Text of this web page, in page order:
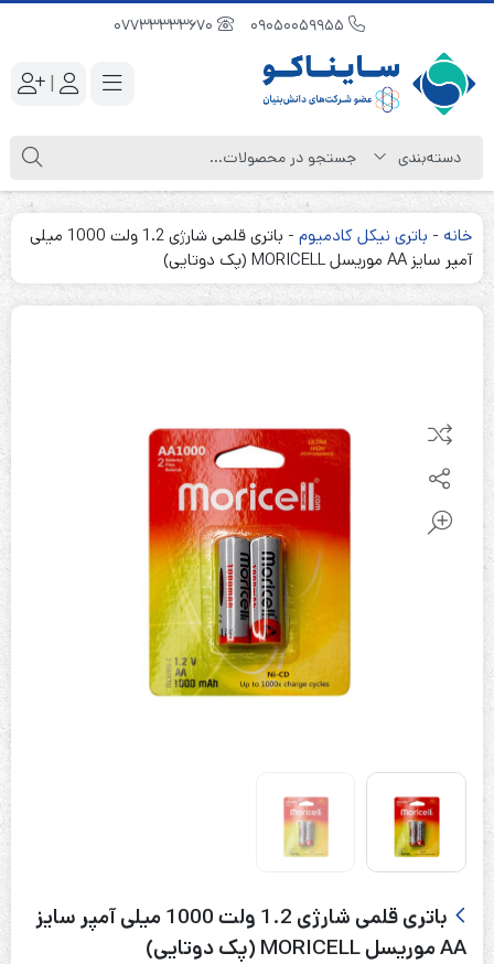
|
خانه - باتری نیکل کادمیوم -
باتری قلمی شارژی 1.2 ولت 1000 میلی
آمپر سایز AA موریسل MORICELL (پک دوتایی)
باتری قلمی شارژی 1.2 ولت 1000 میلی آمپر سایز
AA موریسل MORICELL (پک دوتایی)